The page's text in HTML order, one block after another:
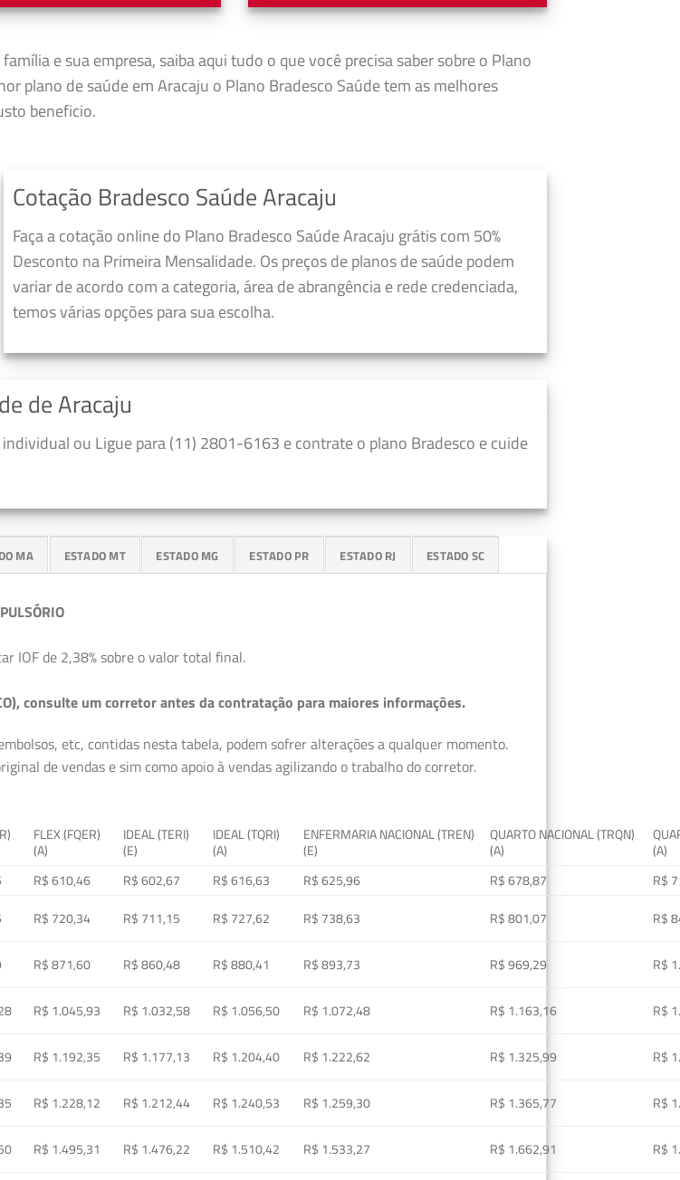
e sua empresa, saiba aqui tudo o que você precisa saber sobre o Plano
plano de saúde em Aracaju o Plano Bradesco Saúde tem as melhores
beneficio.
Cotação Bradesco Saúde Aracaju
Faça a cotação online do Plano Bradesco Saúde Aracaju grátis com 50%
Desconto na Primeira Mensalidade. Os preços de planos de saúde podem
variar de acordo com a categoria, área de abrangência e rede credenciada,
temos várias opções para sua escolha.
de Aracaju
ou Ligue para (11) 2801-6163 e contrate o plano Bradesco e cuide
MA ESTADO MT ESTADO MG ESTADO PR ESTADO RJ ESTADO SC
IOF de 2,38% sobre o valor total final.
consulte um corretor antes da contratação para maiores informações.
etc, contidas nesta tabela, podem sofrer alterações a qualquer momento.
de vendas e sim como apoio à vendas agilizando o trabalho do corretor.
FLEX (FQER)
(A)
IDEAL (TERI)
(E)
IDEAL (TQRI)
(A)
ENFERMARIA NACIONAL (TREN)
(E)
QUARTO NACIONAL (TRQN)
(A)
(A)
R$ 610,46 R$ 602,67 R$ 616,63 R$ 625,96 R$ 678,87
R$
R$ 720,34 R$ 711,15 R$ 727,62 R$ 738,63 R$ 801,07
R$
R$ 871,60 R$ 860,48 R$ 880,41 R$ 893,73 R$ 969,29
R$
R$ 1.045,93 R$ 1.032,58 R$ 1.056,50 R$ 1.072,48 R$ 1.163,16
R$
R$ 1.192,35 R$ 1.177,13 R$ 1.204,40 R$ 1.222,62 R$ 1.325,99
R$
R$ 1.228,12 R$ 1.212,44 R$ 1.240,53 R$ 1.259,30 R$ 1.365,77
R$
R$ 1.495,31 R$ 1.476,22 R$ 1.510,42 R$ 1.533,27 R$ 1.662,91
R$